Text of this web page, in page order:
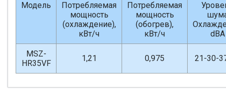
Модель
Потребляемая
мощность
(охлаждение),
кВт/ч
Потребляемая
мощность
(обогрев),
кВт/ч
dBA
MSZ-
HR35VF
1,21 0,975 21-30-